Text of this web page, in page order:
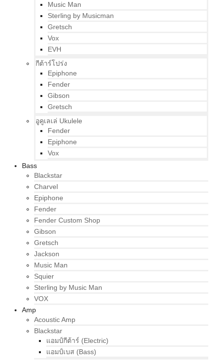
Music Man
Sterling by Musicman
Gretsch
Vox
EVH
กีต้าร์โปร่ง
Epiphone
Fender
Gibson
Gretsch
อูคูเลเล่ Ukulele
Fender
Epiphone
Vox
Bass
Blackstar
Charvel
Epiphone
Fender
Fender Custom Shop
Gibson
Gretsch
Jackson
Music Man
Squier
Sterling by Music Man
VOX
Amp
Acoustic Amp
Blackstar
แอมป์กีต้าร์ (Electric)
แอมป์เบส (Bass)